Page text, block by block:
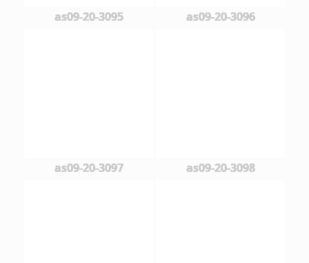
as09-20-3095 as09-20-3096
as09-20-3097 as09-20-3098